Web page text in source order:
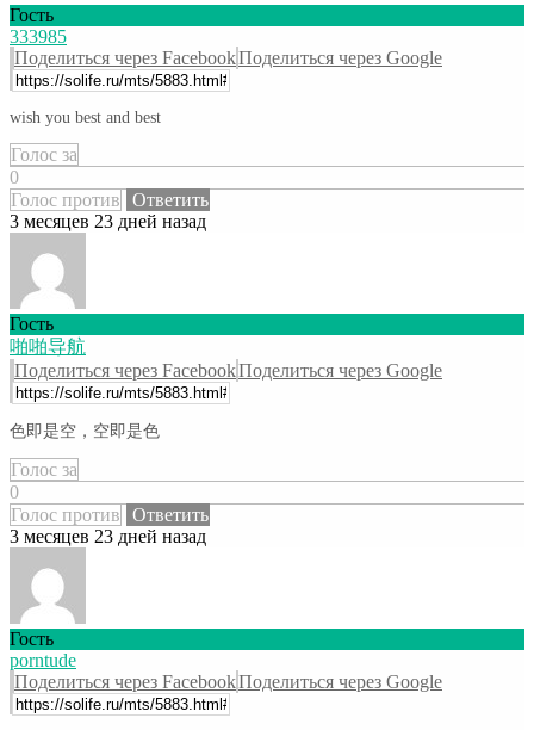
Гость
333985
Поделиться через FacebookПоделиться через Google
wish you best and best
Голос за
0
Голос против
Ответить
3 месяцев 23 дней назад
Гость
啪啪导航
Поделиться через FacebookПоделиться через Google
色即是空，空即是色
Голос за
0
Голос против
Ответить
3 месяцев 23 дней назад
Гость
porntude
Поделиться через FacebookПоделиться через Google